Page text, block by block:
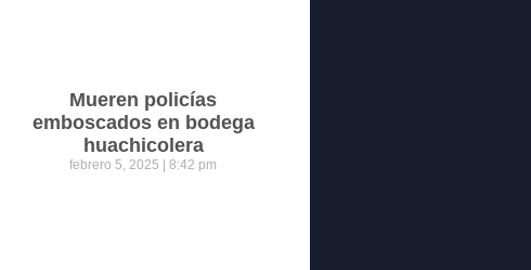
Mueren policías
emboscados en bodega
huachicolera
febrero 5, 2025 8:42 pm